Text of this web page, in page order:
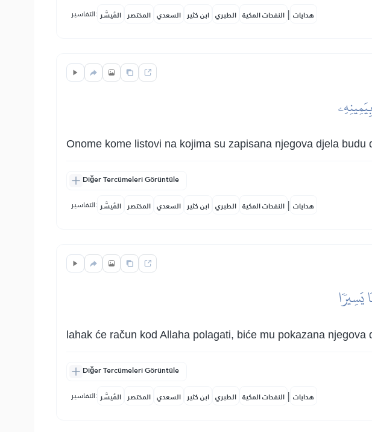
التفاسير: المُيسَّر المختصر السعدي ابن كثير الطبري النفحات المكية | هدايات
Onome kome listovi na kojima su zapisana njegova djela budu
Diğer Tercümeleri Görüntüle
التفاسير: المُيسَّر المختصر السعدي ابن كثير الطبري النفحات المكية | هدايات
lahak će račun kod Allaha polagati, biće mu pokazana
Diğer Tercümeleri Görüntüle
التفاسير: المُيسَّر المختصر السعدي ابن كثير الطبري النفحات المكية | هدايات